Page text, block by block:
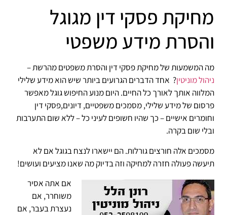
מחיקת פסקי דין מגוגל
והסרת מידע משפטי
מה המשמעות של מחיקת פסקי דין והסרת משפטים מהרשת –
ניהול מוניטין? אחד הדברים הגרועים ביותר שיש הוא מידע שלילי
המלווה אותך לאורך כל החיים. היום מנוע החיפוש גוגל מאפשר
פרסום של מידע שלילי, מסמכים משפטיים, דיונים,פסקי דין
וחומרים אישיים – כך שהיו חשופים לעיני כל – ללא שום התערבות
ובלי שום בקרה.
מסמכים אלה חורצים גורלות. הם יישארו לנצח בגוגל אם לא
תיעשה פעולה חזרה למחיקה וזה בדיוק מה שאנו מציעים ועושים!
אם אתה אסיר
משוחרר, אם
נעצרת בעבר, אם